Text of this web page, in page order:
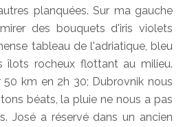
planquées. Sur ma gauche
des bouquets d'iris violets
tableau de l'adriatique, bleu
îlots rocheux flottant au milieu.
km en 2h 30; Dubrovnik nous
béats, la pluie ne nous a pas
José a réservé dans un ancien